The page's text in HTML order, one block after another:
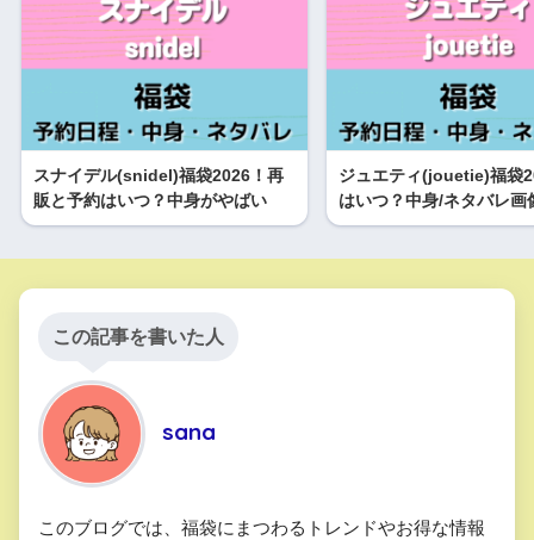
スナイデル(snidel)福袋2026！再
販と予約はいつ？中身がやばい
ジュエティ(jouetie)福袋
はいつ？中身/ネタバレ画
この記事を書いた人
sana
このブログでは、福袋にまつわるトレンドやお得な情報